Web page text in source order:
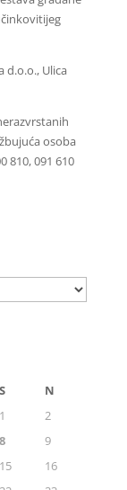
d.o.o., Ulica
osoba
810, 091 610
S
N
1
2
8
9
15
16